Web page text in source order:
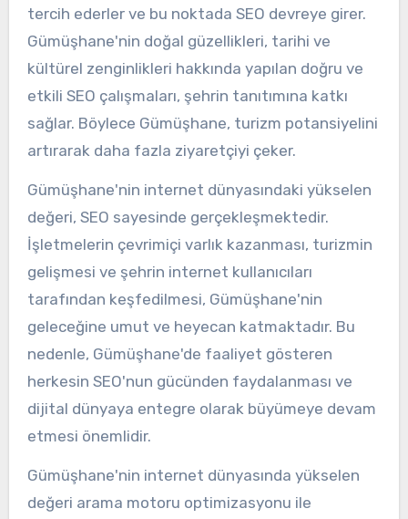
tercih ederler ve bu noktada SEO devreye girer.
Gümüşhane'nin doğal güzellikleri, tarihi ve
kültürel zenginlikleri hakkında yapılan doğru ve
etkili SEO çalışmaları, şehrin tanıtımına katkı
sağlar. Böylece Gümüşhane, turizm potansiyelini
artırarak daha fazla ziyaretçiyi çeker.
Gümüşhane'nin internet dünyasındaki yükselen
değeri, SEO sayesinde gerçekleşmektedir.
İşletmelerin çevrimiçi varlık kazanması, turizmin
gelişmesi ve şehrin internet kullanıcıları
tarafından keşfedilmesi, Gümüşhane'nin
geleceğine umut ve heyecan katmaktadır. Bu
nedenle, Gümüşhane'de faaliyet gösteren
herkesin SEO'nun gücünden faydalanması ve
dijital dünyaya entegre olarak büyümeye devam
etmesi önemlidir.
Gümüşhane'nin internet dünyasında yükselen
değeri arama motoru optimizasyonu ile